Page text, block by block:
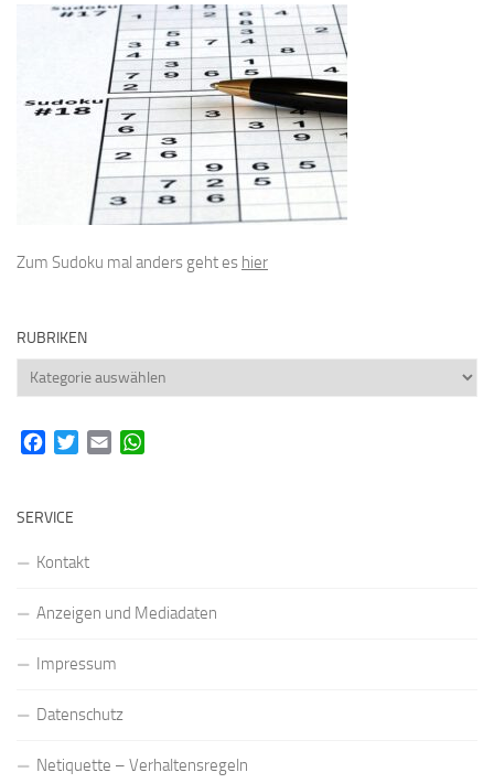
Zum Sudoku mal anders geht es hier
RUBRIKEN
Rubriken
FacebookTwitterEmail
SERVICE
Kontakt
Anzeigen und Mediadaten
Impressum
Datenschutz
Netiquette – Verhaltensregeln